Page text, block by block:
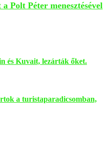
Polt Péter menesztésével
és Kuvait, lezárták őket.
a turistaparadicsomban,